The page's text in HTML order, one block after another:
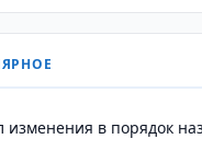
изменения в порядок